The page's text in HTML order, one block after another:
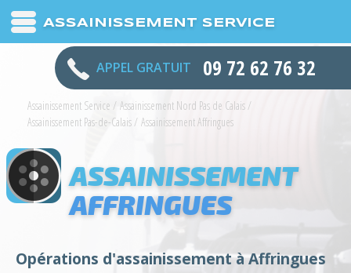
ASSAINISSEMENT SERVICE
APPEL GRATUIT 09 72 62 76 32
Assainissement Service / Assainissement Nord Pas de Calais/
Assainissement Pas-de-Calais/ Assainissement Affringues
ASSAINISSEMENT
AFFRINGUES
Opérations d'assainissement à Affringues